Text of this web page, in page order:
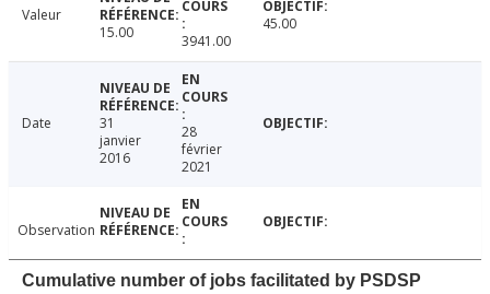
Valeur
15.00
3941.00
45.00
Date
31
janvier
2016
28
février
2021
Observation
Cumulative number of jobs facilitated by PSDSP